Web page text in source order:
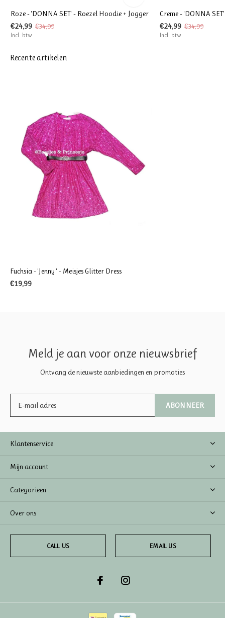
Roze - 'DONNA SET' - Roezel Hoodie + Jogger
€24,99 €34,99
Incl. btw
Creme - 'DONNA
€24,99 €34,99
Incl. btw
Recente artikelen
Fuchsia - 'Jenny ' - Meisjes Glitter Dress
€19,99
Meld je aan voor onze nieuwsbrief
Ontvang de nieuwste aanbiedingen en promoties
ABONNEER
Klantenservice
Mijn account
Categorieën
Over ons
CALL US EMAIL US